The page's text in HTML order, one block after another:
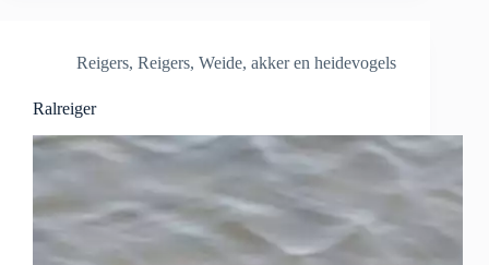
Reigers, Reigers, Weide, akker en heidevogels
Ralreiger